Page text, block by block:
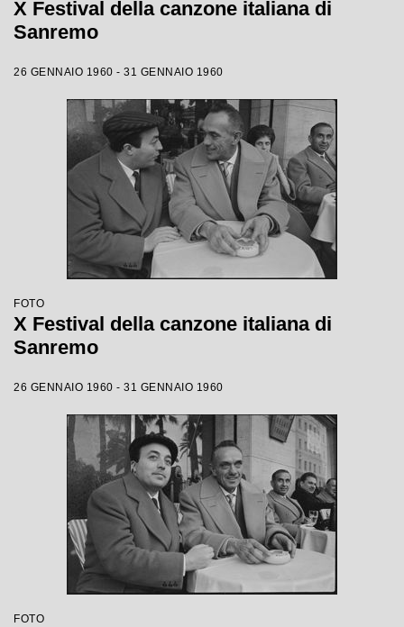
X Festival della canzone italiana di
Sanremo
26 GENNAIO 1960 - 31 GENNAIO 1960
FOTO
X Festival della canzone italiana di
Sanremo
26 GENNAIO 1960 - 31 GENNAIO 1960
FOTO